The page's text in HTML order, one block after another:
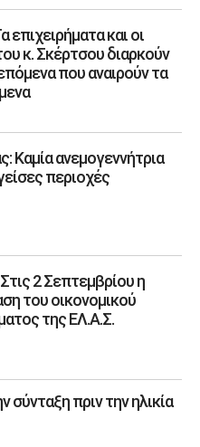
και οι
κ. Σκέρτσου διαρκούν
που αναιρούν τα
Καμία ανεμογεννήτρια
περιοχές
2 Σεπτεμβρίου η
του οικονομικού
της ΕΛ.Α.Σ.
σύνταξη πριν την ηλικία